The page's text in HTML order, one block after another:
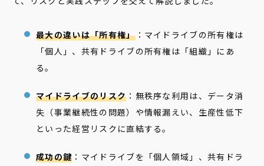
最大の違いは「所有権」：マイドライブの所有権は
「個人」、共有ドライブの所有権は「組織」にあ
る。
マイドライブのリスク ：無秩序な利用は、データ消
失（事業継続性の問題）や情報漏えい、生産性低下
といった経営リスクに直結する。
成功の鍵 ：マイドライブを「個人領域」、共有ドラ